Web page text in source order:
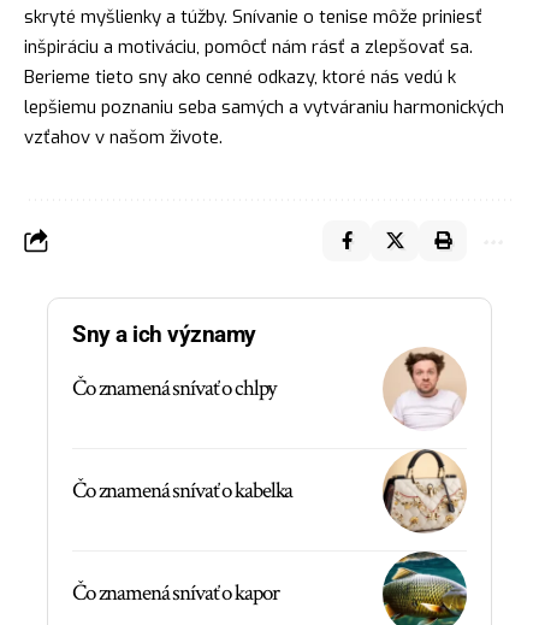
skryté myšlienky a túžby. Snívanie o tenise môže priniesť
inšpiráciu a motiváciu, pomôcť nám rásť a zlepšovať sa.
Berieme tieto sny ako cenné odkazy, ktoré nás vedú k
lepšiemu poznaniu seba samých a vytváraniu harmonických
vzťahov v našom živote.
Sny a ich významy
Čo znamená snívať o chlpy
Čo znamená snívať o kabelka
Čo znamená snívať o kapor